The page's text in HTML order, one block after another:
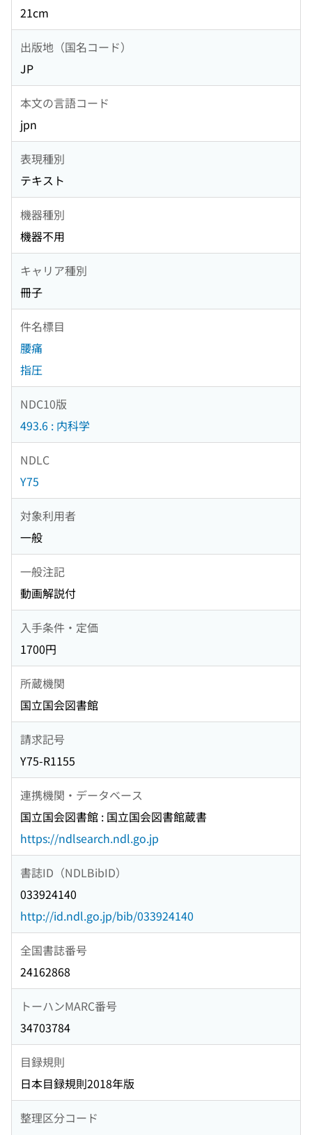
21cm
出版地（国名コード）
JP
本文の言語コード
jpn
表現種別
テキスト
機器種別
機器不用
キャリア種別
冊子
件名標目
腰痛
指圧
NDC10版
493.6 : 内科学
NDLC
Y75
対象利用者
一般
一般注記
動画解説付
入手条件・定価
1700円
所蔵機関
国立国会図書館
請求記号
Y75-R1155
連携機関・データベース
国立国会図書館 : 国立国会図書館蔵書
https://ndlsearch.ndl.go.jp
書誌ID（NDLBibID）
033924140
http://id.ndl.go.jp/bib/033924140
全国書誌番号
24162868
トーハンMARC番号
34703784
目録規則
日本目録規則2018年版
整理区分コード